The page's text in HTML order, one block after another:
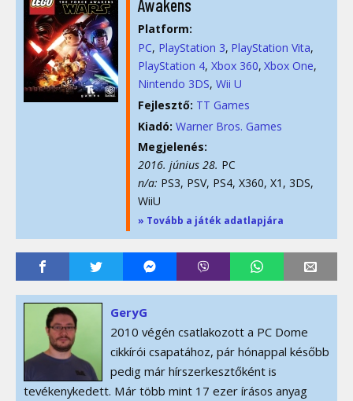
Awakens
Platform:
PC PlayStation 3 PlayStation Vita
PlayStation 4 Xbox 360 Xbox One
Nintendo 3DS Wii U
Fejlesztő: TT Games
Kiadó: Warner Bros. Games
Megjelenés:
2016. június 28. PC
n/a: PS3, PSV, PS4, X360, X1, 3DS,
WiiU
» Tovább a játék adatlapjára
GeryG
2010 végén csatlakozott a PC Dome
cikkírói csapatához, pár hónappal később
pedig már hírszerkesztőként is
tevékenykedett. Már több mint 17 ezer írásos anyag